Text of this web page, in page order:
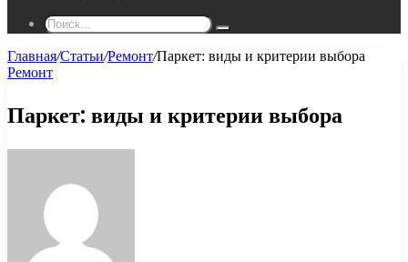
Поиск...
Главная/Статьи/Ремонт/Паркет: виды и критерии выбора
Ремонт
Паркет: виды и критерии выбора